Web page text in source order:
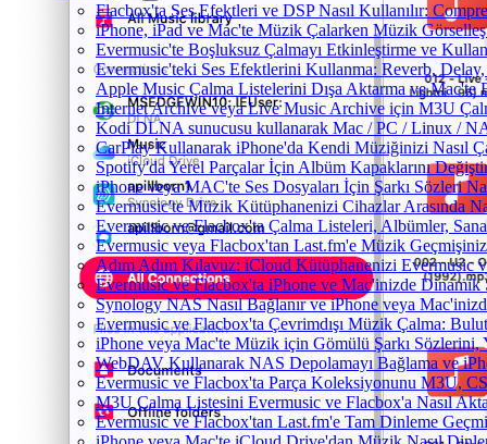
Flacbox'ta Ses Efektleri ve DSP Nasıl Kullanılır:
iPhone, iPad ve Mac'te Müzik Çalarken Müzik
Evermusic'te Boşluksuz Çalmayı Etkinleştirme ve
Evermusic'teki Ses Efektlerini Kullanma: Reverb,
Apple Music Çalma Listelerini Dışa Aktarma ve Mac'te
Internet Archive veya Live Music Archive için M3U
Kodi DLNA sunucusu kullanarak Mac / PC / Linux /
CarPlay Kullanarak iPhone'da Kendi Müziğinizi Nasıl
Spotify'da Yerel Parçalar İçin Albüm Kapaklarını
iPhone veya MAC'te Ses Dosyaları İçin Şarkı Sözleri
Evermusic'te Müzik Kütüphanenizi Cihazlar Arasında
Evermusic ve Flacbox'ta Çalma Listeleri, Albümler,
Evermusic veya Flacbox'tan Last.fm'e Müzik
Adım Adım Kılavuz: iCloud Kütüphanenizi Evermusic
Evermusic ve Flacbox'ta iPhone ve Mac'inizde Dinamik
Synology NAS Nasıl Bağlanır ve iPhone veya
Evermusic ve Flacbox'ta Çevrimdışı Müzik Çalma:
iPhone veya Mac'te Müzik için Gömülü Şarkı Sözlerini,
WebDAV Kullanarak NAS Depolamayı Bağlama ve
Evermusic ve Flacbox'ta Parça Koleksiyonunu M3U,
M3U Çalma Listesini Evermusic ve Flacbox'a Nasıl
Evermusic ve Flacbox'tan Last.fm'e Tam Dinleme